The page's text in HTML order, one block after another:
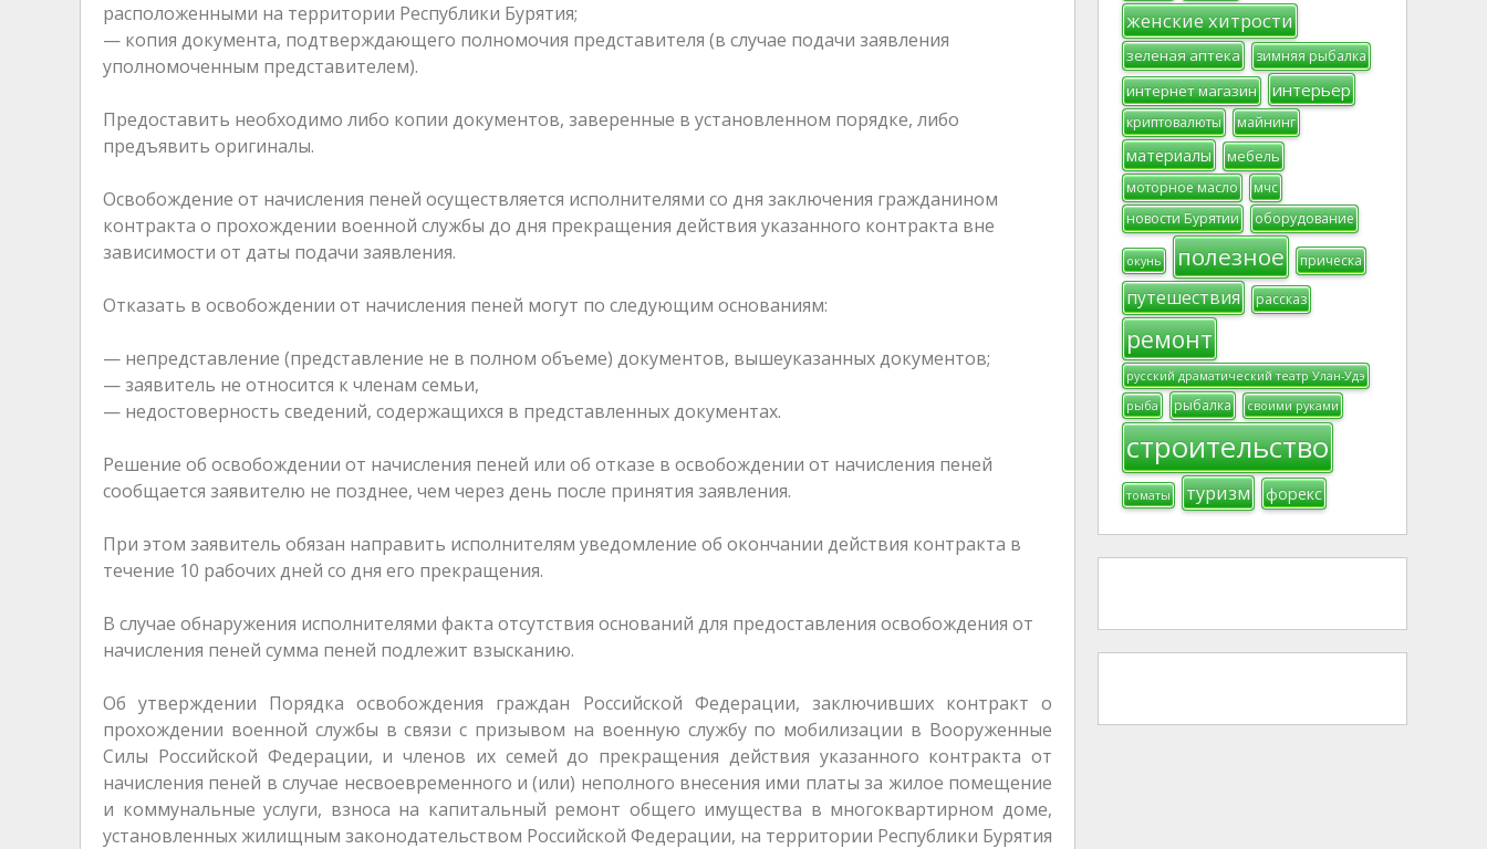
расположенными на территории Республики Бурятия;
— копия документа, подтверждающего полномочия представителя (в случае подачи заявления
уполномоченным представителем).
Предоставить необходимо либо копии документов, заверенные в установленном порядке, либо
предъявить оригиналы.
Освобождение от начисления пеней осуществляется исполнителями со дня заключения гражданином
контракта о прохождении военной службы до дня прекращения действия указанного контракта вне
зависимости от даты подачи заявления.
Отказать в освобождении от начисления пеней могут по следующим основаниям:
— непредставление (представление не в полном объеме) документов, вышеуказанных документов;
— заявитель не относится к членам семьи,
— недостоверность сведений, содержащихся в представленных документах.
Решение об освобождении от начисления пеней или об отказе в освобождении от начисления пеней
сообщается заявителю не позднее, чем через день после принятия заявления.
При этом заявитель обязан направить исполнителям уведомление об окончании действия контракта в
течение 10 рабочих дней со дня его прекращения.
В случае обнаружения исполнителями факта отсутствия оснований для предоставления освобождения от
начисления пеней сумма пеней подлежит взысканию.
Об утверждении Порядка освобождения граждан Российской Федерации, заключивших контракт о
прохождении военной службы в связи с призывом на военную службу по мобилизации в Вооруженные
Силы Российской Федерации, и членов их семей до прекращения действия указанного контракта от
начисления пеней в случае несвоевременного и (или) неполного внесения ими платы за жилое помещение
и коммунальные услуги, взноса на капитальный ремонт общего имущества в многоквартирном доме,
установленных жилищным законодательством Российской Федерации, на территории Республики Бурятия
женские хитрости
зеленая аптека зимняя рыбалка
интернет магазин интерьер
криптовалюты майнинг
материалы мебель
моторное масло
мчс
новости Бурятии
оборудование
окунь полезное прическа
путешествия рассказ
ремонт
русский драматический театр Улан-Удэ
рыба
рыбалка своими руками
строительство
томаты туризм форекс